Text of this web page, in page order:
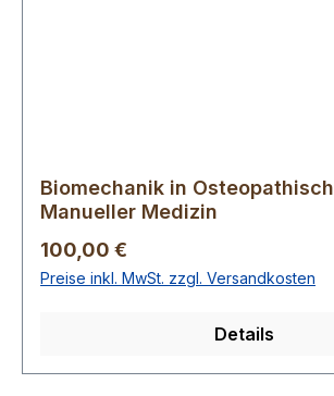
Biomechanik in
Manueller Medizin
Regulärer Preis:
100,00 €
Preise inkl. MwSt. zzgl. Versandkosten
Details